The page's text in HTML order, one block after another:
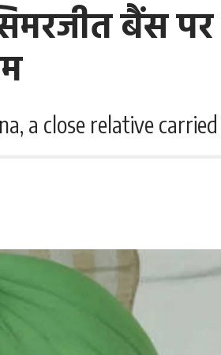
बैंस पर
a close relative